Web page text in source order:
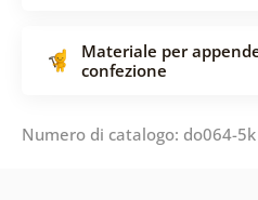
Materiale per
confezione
Numero di catalogo: do064-